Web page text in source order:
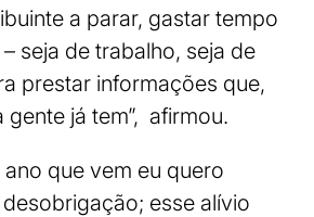
a parar, gastar tempo
seja de trabalho, seja de
prestar informações que,
gente já tem”, afirmou.
ano que vem eu quero
esse alívio